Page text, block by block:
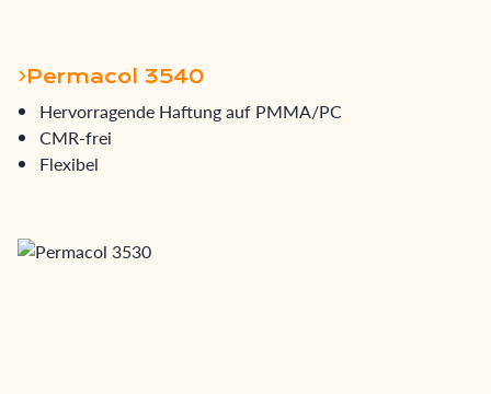
Permacol 3540
Hervorragende Haftung auf PMMA/PC
CMR-frei
Flexibel